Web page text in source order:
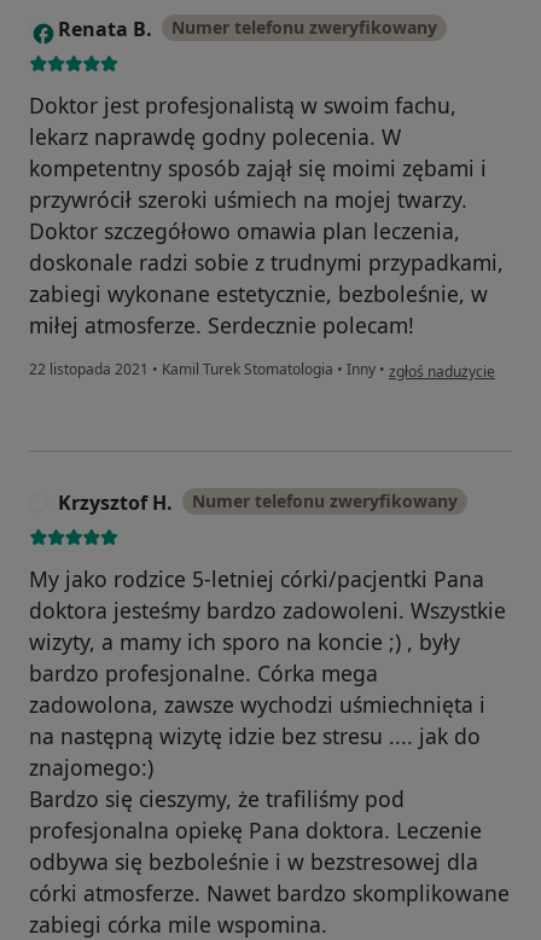
R Renata B. Numer telefonu zweryfikowany
Doktor jest profesjonalistą w swoim fachu,
lekarz naprawdę godny polecenia. W
kompetentny sposób zajął się moimi zębami i
przywrócił szeroki uśmiech na mojej twarzy.
Doktor szczegółowo omawia plan leczenia,
doskonale radzi sobie z trudnymi przypadkami,
zabiegi wykonane estetycznie, bezboleśnie, w
miłej atmosferze. Serdecznie polecam!
22 listopada 2021 • Kamil Turek Stomatologia • Inny • w opinii użytkownika
zgłoś nadużycie
Krzysztof H. Numer telefonu zweryfikowany
My jako rodzice 5-letniej córki/pacjentki Pana
doktora jesteśmy bardzo zadowoleni. Wszystkie
wizyty, a mamy ich sporo na koncie ;) , były
bardzo profesjonalne. Córka mega
zadowolona, zawsze wychodzi uśmiechnięta i
na następną wizytę idzie bez stresu .... jak do
znajomego:)
Bardzo się cieszymy, że trafiliśmy pod
profesjonalna opiekę Pana doktora. Leczenie
odbywa się bezboleśnie i w bezstresowej dla
córki atmosferze. Nawet bardzo skomplikowane
zabiegi córka mile wspomina.